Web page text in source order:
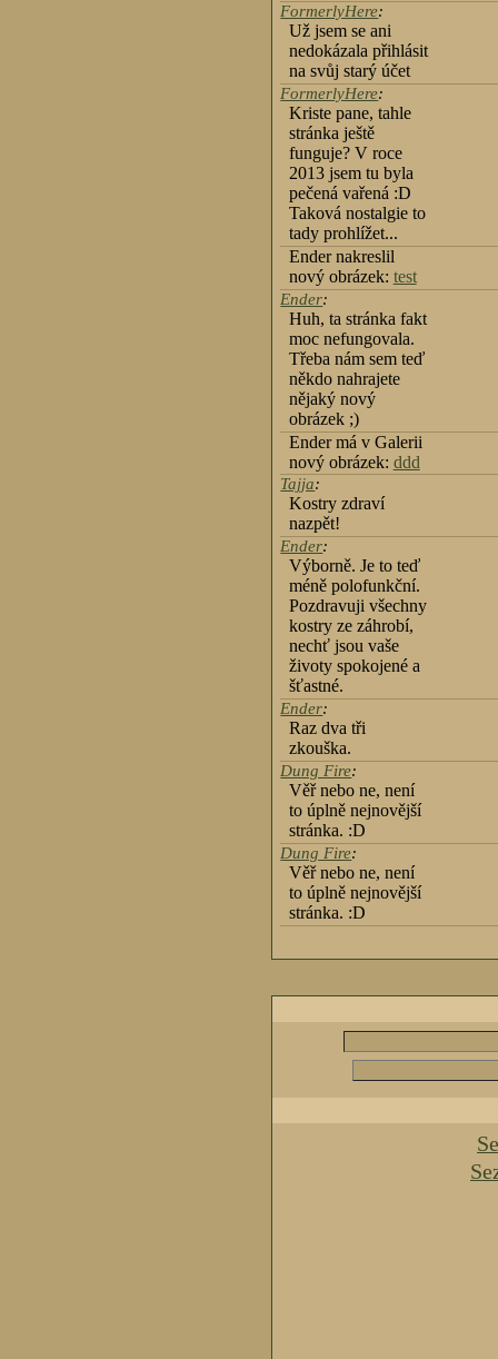
FormerlyHere:
Už jsem se ani
nedokázala přihlásit
na svůj starý účet
FormerlyHere:
Kriste pane, tahle
stránka ještě
funguje? V roce
2013 jsem tu byla
pečená vařená :D
Taková nostalgie to
tady prohlížet...
Ender nakreslil
nový obrázek: test
Ender:
Huh, ta stránka fakt
moc nefungovala.
Třeba nám sem teď
někdo nahrajete
nějaký nový
obrázek ;)
Ender má v Galerii
nový obrázek: ddd
Tajja:
Kostry zdraví
nazpět!
Ender:
Výborně. Je to teď
méně polofunkční.
Pozdravuji všechny
kostry ze záhrobí,
nechť jsou vaše
životy spokojené a
šťastné.
Ender:
Raz dva tři
zkouška.
Dung Fire:
Věř nebo ne, není
to úplně nejnovější
stránka. :D
Dung Fire:
Věř nebo ne, není
to úplně nejnovější
stránka. :D